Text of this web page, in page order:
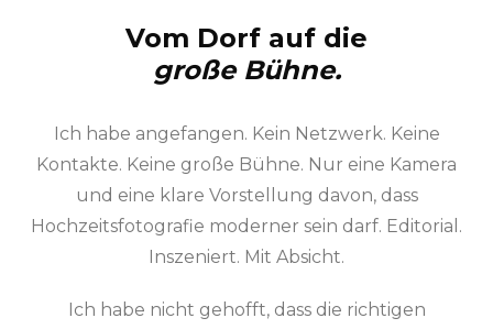
Vom Dorf auf die
große Bühne.
Ich habe angefangen. Kein Netzwerk. Keine
Kontakte. Keine große Bühne. Nur eine Kamera
und eine klare Vorstellung davon, dass
Hochzeitsfotografie moderner sein darf. Editorial.
Inszeniert. Mit Absicht.
Ich habe nicht gehofft, dass die richtigen